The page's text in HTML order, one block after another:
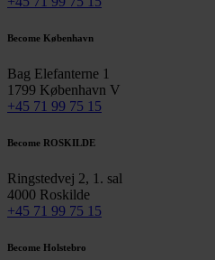
Become København
Bag Elefanterne 1
1799 København V
+45 71 99 75 15
Become ROSKILDE
Ringstedvej 2, 1. sal
4000 Roskilde
+45 71 99 75 15
Become Holstebro